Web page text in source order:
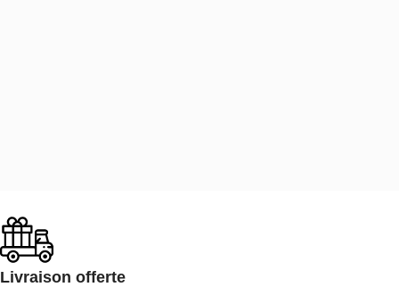
Livraison offerte